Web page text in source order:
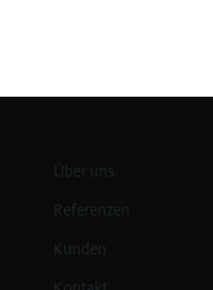
Über uns
Referenzen
Kunden